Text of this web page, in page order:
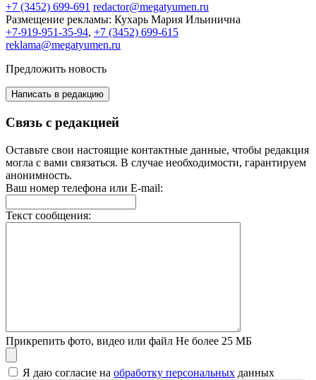
+7 (3452) 699-691 redactor@megatyumen.ru
Размещение рекламы: Кухарь Мария Ильинична
+7-919-951-35-94, +7 (3452) 699-615
reklama@megatyumen.ru
Предложить новость
Написать в редакцию
Связь с редакцией
Оставьте свои настоящие контактные данные, чтобы редакция
могла с вами связаться. В случае необходимости, гарантируем
анонимность.
Ваш номер телефона или E-mail:
Текст сообщения:
Прикрепить фото, видео или файл Не более 25 МБ
Я даю согласие на обработку персональных данных